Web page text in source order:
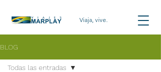
Viaja, vive.
BLOG
Todas las entradas